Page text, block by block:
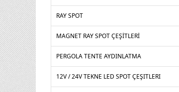
RAY SPOT
MAGNET RAY SPOT ÇEŞİTLERİ
PERGOLA TENTE AYDINLATMA
12V / 24V TEKNE LED SPOT ÇEŞITLERI